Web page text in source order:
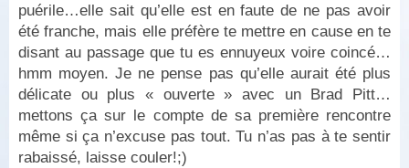
puérile…elle sait qu’elle est en faute de ne pas avoir
été franche, mais elle préfère te mettre en cause en te
disant au passage que tu es ennuyeux voire coincé…
hmm moyen. Je ne pense pas qu’elle aurait été plus
délicate ou plus « ouverte » avec un Brad Pitt…
mettons ça sur le compte de sa première rencontre
même si ça n’excuse pas tout. Tu n’as pas à te sentir
rabaissé, laisse couler!;)